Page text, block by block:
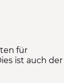
für
ist auch der